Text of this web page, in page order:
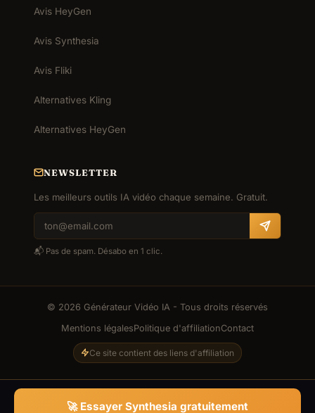
🚀 Essayer Synthesia gratuitement
Avis HeyGen
Avis Synthesia
Avis Fliki
Alternatives Kling
Alternatives HeyGen
NEWSLETTER
Les meilleurs outils IA vidéo chaque semaine. Gratuit.
📬 Pas de spam. Désabo en 1 clic.
© 2026 Générateur Vidéo IA - Tous droits réservés
Mentions légalesPolitique d'affiliationContact
Ce site contient des liens d'affiliation